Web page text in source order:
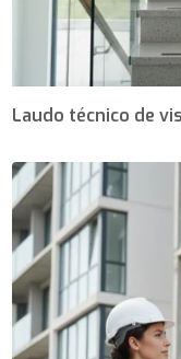
Laudo técnico de